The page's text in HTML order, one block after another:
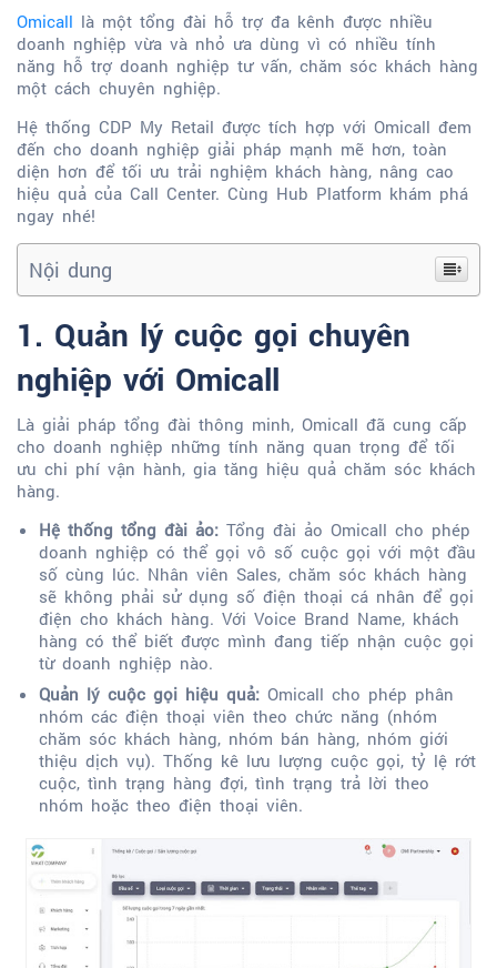
Omicall là một tổng đài hỗ trợ đa kênh được nhiều
doanh nghiệp vừa và nhỏ ưa dùng vì có nhiều tính
năng hỗ trợ doanh nghiệp tư vấn, chăm sóc khách hàng
một cách chuyên nghiệp.
Hệ thống CDP My Retail được tích hợp với Omicall đem
đến cho doanh nghiệp giải pháp mạnh mẽ hơn, toàn
diện hơn để tối ưu trải nghiệm khách hàng, nâng cao
hiệu quả của Call Center. Cùng Hub Platform khám phá
ngay nhé!
Nội dung
1. Quản lý cuộc gọi chuyên
nghiệp với Omicall
Là giải pháp tổng đài thông minh, Omicall đã cung cấp
cho doanh nghiệp những tính năng quan trọng để tối
ưu chi phí vận hành, gia tăng hiệu quả chăm sóc khách
hàng.
Hệ thống tổng đài ảo: Tổng đài ảo Omicall cho phép
doanh nghiệp có thể gọi vô số cuộc gọi với một đầu
số cùng lúc. Nhân viên Sales, chăm sóc khách hàng
sẽ không phải sử dụng số điện thoại cá nhân để gọi
điện cho khách hàng. Với Voice Brand Name, khách
hàng có thể biết được mình đang tiếp nhận cuộc gọi
từ doanh nghiệp nào.
Quản lý cuộc gọi hiệu quả: Omicall cho phép phân
nhóm các điện thoại viên theo chức năng (nhóm
chăm sóc khách hàng, nhóm bán hàng, nhóm giới
thiệu dịch vụ). Thống kê lưu lượng cuộc gọi, tỷ lệ rớt
cuộc, tình trạng hàng đợi, tình trạng trả lời theo
nhóm hoặc theo điện thoại viên.